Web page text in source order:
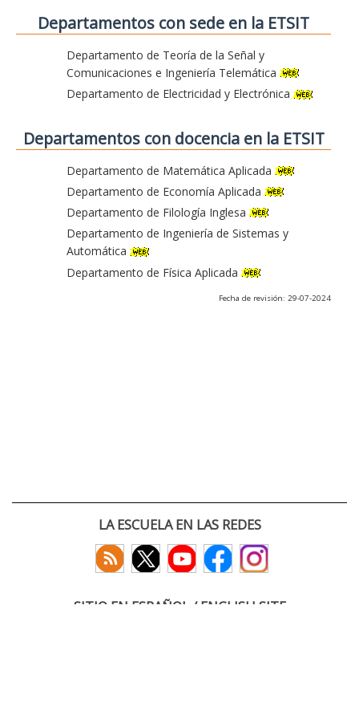
Departamentos con sede en la ETSIT
Departamento de Teoría de la Señal y
Comunicaciones e Ingeniería Telemática
Departamento de Electricidad y Electrónica
Departamentos con docencia en la ETSIT
Departamento de Matemática Aplicada
Departamento de Economía Aplicada
Departamento de Filología Inglesa
Departamento de Ingeniería de Sistemas y
Automática
Departamento de Física Aplicada
Fecha de revisión: 29-07-2024
LA ESCUELA EN LAS REDES
SITIO EN ESPAÑOL / ENGLISH SITE